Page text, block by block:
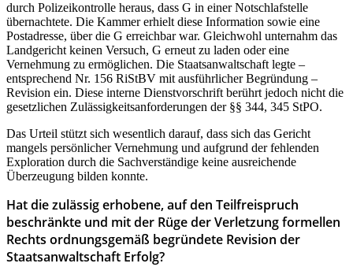
durch Polizeikontrolle heraus, dass G in einer Notschlafstelle
übernachtete. Die Kammer erhielt diese Information sowie eine
Postadresse, über die G erreichbar war. Gleichwohl unternahm das
Landgericht keinen Versuch, G erneut zu laden oder eine
Vernehmung zu ermöglichen. Die Staatsanwaltschaft legte –
entsprechend Nr. 156 RiStBV mit ausführlicher Begründung –
Revision ein. Diese interne Dienstvorschrift berührt jedoch nicht die
gesetzlichen Zulässigkeitsanforderungen der §§ 344, 345 StPO.
Das Urteil stützt sich wesentlich darauf, dass sich das Gericht
mangels persönlicher Vernehmung und aufgrund der fehlenden
Exploration durch die Sachverständige keine ausreichende
Überzeugung bilden konnte.
Hat die zulässig erhobene, auf den Teilfreispruch
beschränkte und mit der Rüge der Verletzung formellen
Rechts ordnungsgemäß begründete Revision der
Staatsanwaltschaft Erfolg?